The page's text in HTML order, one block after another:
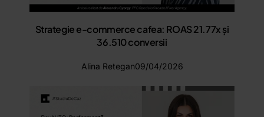
Strategie e-commerce cafea: ROAS 21.77x și
36.510 conversii
Alina Retegan09/04/2026